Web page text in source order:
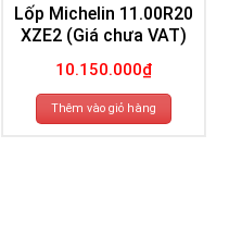
Lốp Michelin 11.00R20
XZE2 (Giá chưa VAT)
10.150.000₫
Thêm vào giỏ hàng